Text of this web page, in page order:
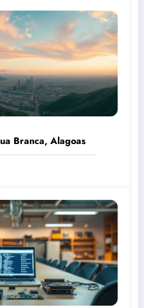
Branca, Alagoas